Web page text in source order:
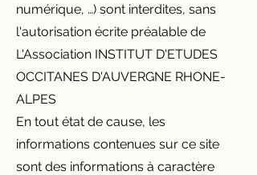
numérique, …) sont interdites, sans
l'autorisation écrite préalable de
L'Association INSTITUT D'ETUDES
OCCITANES D'AUVERGNE RHONE-
ALPES
En tout état de cause, les
informations contenues sur ce site
sont des informations à caractère